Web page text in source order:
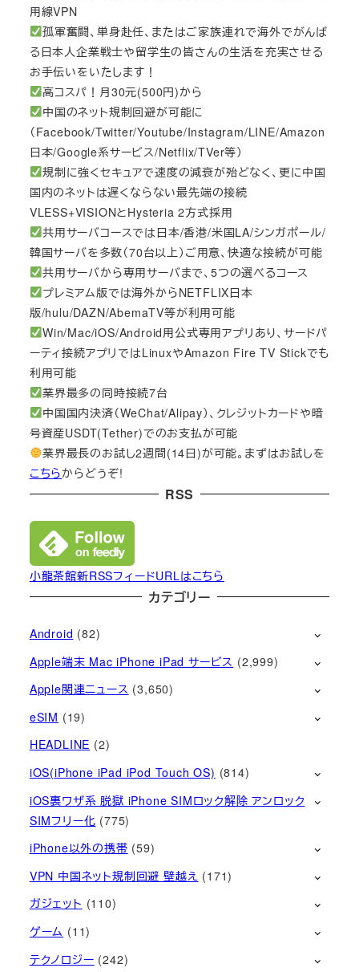
用線VPN
孤軍奮闘、単身赴任、またはご家族連れで海外でがんば
る日本人企業戦士や留学生の皆さんの生活を充実させる
お手伝いをいたします！
高コスパ！月30元(500円)から
中国のネット規制回避が可能に
（Facebook/Twitter/Youtube/Instagram/LINE/Amazon
日本/Google系サービス/Netflix/TVer等）
規制に強くセキュアで速度の減衰が殆どなく、更に中国
国内のネットは遅くならない最先端の接続
VLESS+VISIONとHysteria 2方式採用
共用サーバコースでは日本/香港/米国LA/シンガポール/
韓国サーバを多数（70台以上）ご用意、快適な接続が可能
共用サーバから専用サーバまで、5つの選べるコース
プレミアム版では海外からNETFLIX日本
版/hulu/DAZN/AbemaTV等が利用可能
Win/Mac/iOS/Android用公式専用アプリあり、サードパ
ーティ接続アプリではLinuxやAmazon Fire TV Stickでも
利用可能
業界最多の同時接続7台
中国国内決済（WeChat/Alipay）、クレジットカードや暗
号資産USDT(Tether)でのお支払が可能
業界最長のお試し2週間(14日)が可能。まずはお試しを
こちらからどうぞ!
RSS
小龍茶館新RSSフィードURLはこちら
カテゴリー
Android (82)
Apple端末 Mac iPhone iPad サービス (2,999)
Apple関連ニュース (3,650)
eSIM (19)
HEADLINE (2)
iOS(iPhone iPad iPod Touch OS) (814)
iOS裏ワザ系 脱獄 iPhone SIMロック解除 アンロック
SIMフリー化 (775)
iPhone以外の携帯 (59)
VPN 中国ネット規制回避 壁越え (171)
ガジェット (110)
ゲーム (11)
テクノロジー (242)